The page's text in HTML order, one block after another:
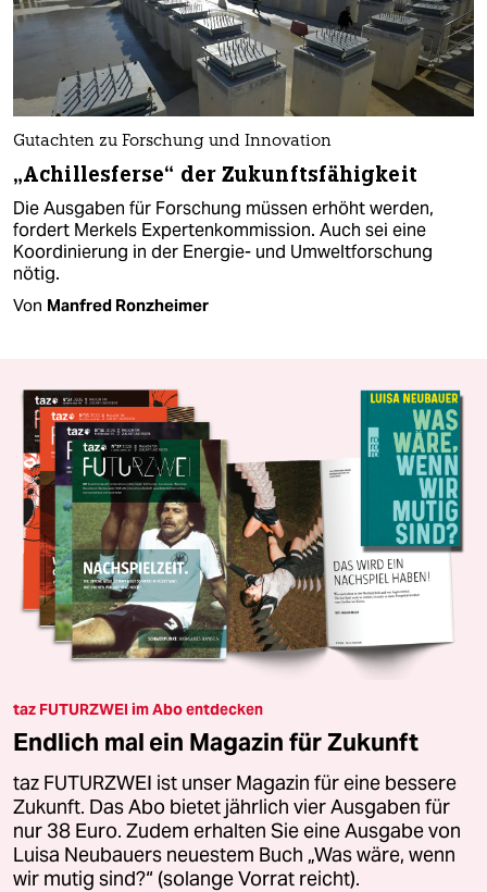
Gutachten zu Forschung und Innovation
„Achillesferse“ der Zukunftsfähigkeit
Die Ausgaben für Forschung müssen erhöht werden,
fordert Merkels Expertenkommission. Auch sei eine
Koordinierung in der Energie- und Umweltforschung
nötig.
Von Manfred Ronzheimer
taz FUTURZWEI im Abo entdecken
Endlich mal ein Magazin für Zukunft
taz FUTURZWEI ist unser Magazin für eine bessere
Zukunft. Das Abo bietet jährlich vier Ausgaben für
nur 38 Euro. Zudem erhalten Sie eine Ausgabe von
Luisa Neubauers neuestem Buch „Was wäre, wenn
wir mutig sind?“ (solange Vorrat reicht).